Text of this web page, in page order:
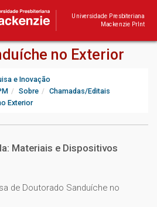
Universidade Presbiteriana
Mackenzie PrInt
no Exterior
e Inovação
Sobre
Chamadas/Editais
Exterior
Materiais e Dispositivos
de Doutorado Sanduíche no